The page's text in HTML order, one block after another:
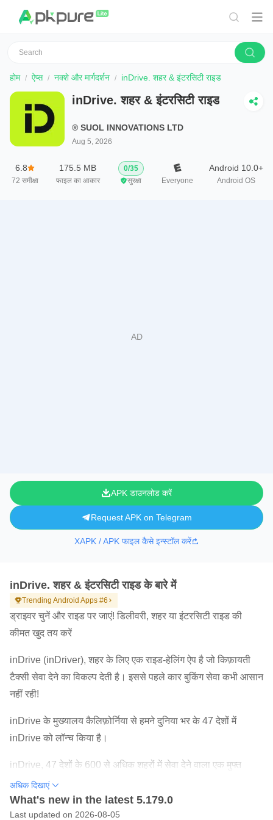
होम ऐप्स नक्शे और मार्गदर्शन inDrive. शहर & इंटरसिटी राइड
inDrive. शहर & इंटरसिटी राइड
® SUOL INNOVATIONS LTD
Aug 5, 2026
6.8
72 समीक्षा
175.5 MB
फाइल का आकार
0/35
सुरक्षा
Everyone
Android 10.0+
Android OS
APK डाउनलोड करें
Request APK on Telegram
XAPK / APK फाइल कैसे इन्स्टॉल करें
inDrive. शहर & इंटरसिटी राइड के बारे में
Trending Android Apps #6
ड्राइवर चुनें और राइड पर जाएं! डिलीवरी, शहर या इंटरसिटी राइड की
कीमत खुद तय करें
inDrive (inDriver), शहर के लिए एक राइड-हेलिंग ऐप है जो किफ़ायती
टैक्सी सेवा देने का विकल्प देती है। इससे पहले कार बुकिंग सेवा कभी आसान
नहीं रही!
inDrive के मुख्यालय कैलिफ़ोर्निया से हमने दुनिया भर के 47 देशों में
inDrive को लॉन्च किया है।
inDrive, 47 देशों के 600 से अधिक शहरों में सेवा देने वाला एक मुफ्त
राइड-हेलिंग ऐप है, जो सिलिकॉन वैली की एक और नई सफलता की कहानी
बयां करता है। लोगों के हाथों में सेवा की चाबी को देते हुए हम तेज़ी से आगे
बढ़ रहे हैं।
अधिक दिखाएं
What's new in the latest 5.179.0
Last updated on 2026-08-05